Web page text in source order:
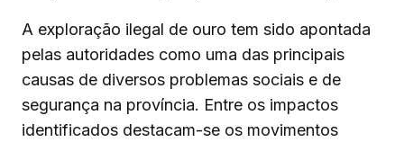
A exploração ilegal de ouro tem sido apontada
pelas autoridades como uma das principais
causas de diversos problemas sociais e de
segurança na província. Entre os impactos
identificados destacam-se os movimentos